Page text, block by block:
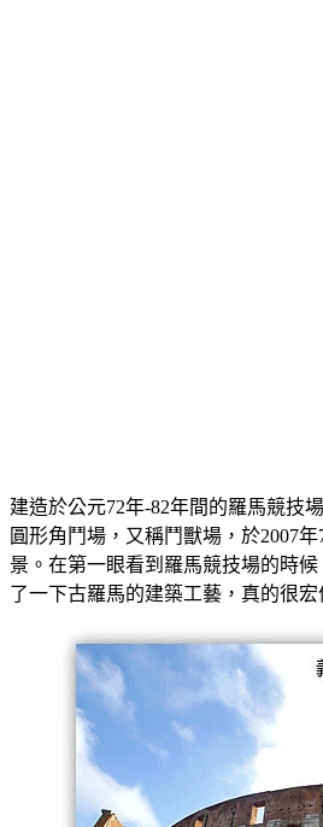
建造於公元72年-82年間的羅馬競技
圓形角鬥場，又稱鬥獸場，於2007
景。在第一眼看到羅馬競技場的時
了一下古羅馬的建築工藝，真的很